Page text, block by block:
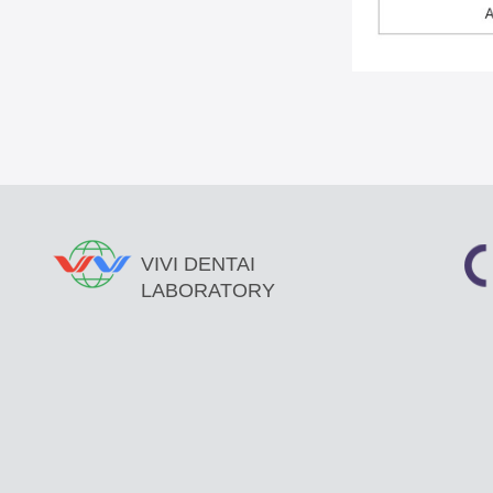
VIVI DENTAI
LABORATORY